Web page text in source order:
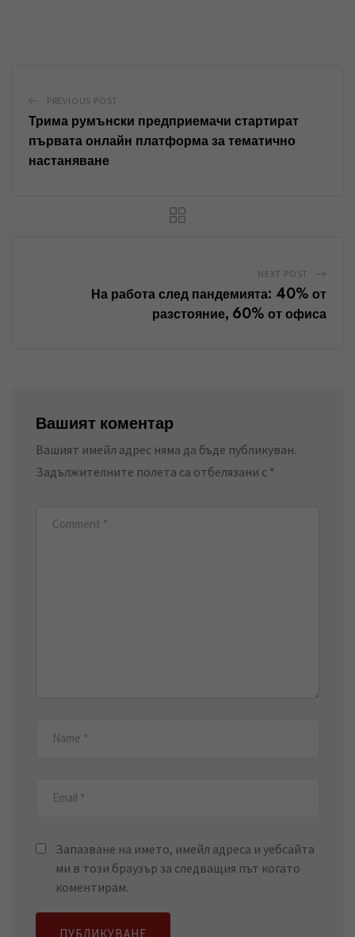
d
I
n
p
p
i
a
a
PREVIOUS POST
Трима румънски предприемачи стартират
първата онлайн платформа за тематично
настаняване
NEXT POST
На работа след пандемията: 40% от
разстояние, 60% от офиса
Вашият коментар
Вашият имейл адрес няма да бъде публикуван.
Задължителните полета са отбелязани с *
Запазване на името, имейл адреса и уебсайта
ми в този браузър за следващия път когато
коментирам.